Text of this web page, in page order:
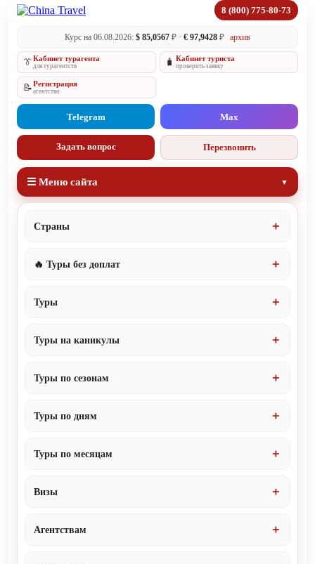
8 (800) 775-80-73
Курс на 06.08.2026: $ 85,0567 ₽ · € 97,9428 ₽ архив
👔Кабинет турагента
для турагентств 🧳 Кабинет туриста
проверить заявку
📝Регистрация
агентство
Telegram Max
Задать вопрос Перезвонить
☰ Меню сайта
Страны
🔥 Туры без доплат
Туры
Туры на каникулы
Туры по сезонам
Туры по дням
Туры по месяцам
Визы
Агентствам